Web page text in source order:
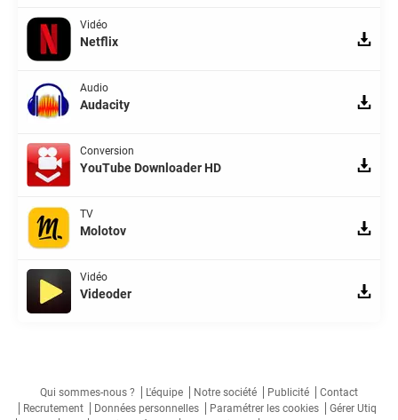
Vidéo
Netflix
Audio
Audacity
Conversion
YouTube Downloader HD
TV
Molotov
Vidéo
Videoder
Qui sommes-nous ? L'équipe Notre société Publicité
Contact
Recrutement
Données personnelles Paramétrer les cookies
Gérer Utiq